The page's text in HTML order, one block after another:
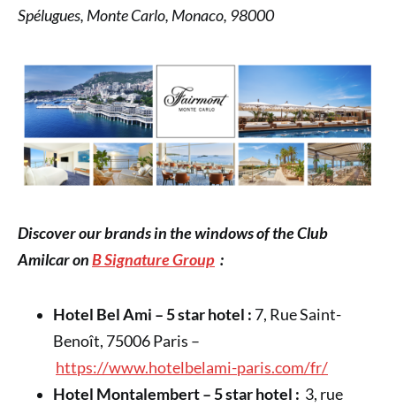
Spélugues, Monte Carlo, Monaco, 98000
Discover our brands in the windows of the Club
Amilcar onB Signature Group :
Hotel Bel Ami – 5 star hotel : 7, Rue Saint-
Benoît, 75006 Paris –
https://www.hotelbelami-paris.com/fr/
Hotel Montalembert – 5 star hotel : 3, rue